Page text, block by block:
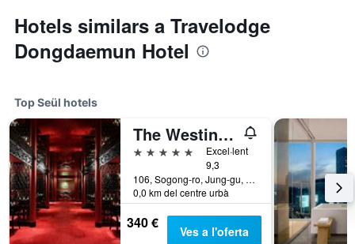
Hotels similars a Travelodge
Dongdaemun Hotel
Top Seül hotels
The Westin Josun Seoul
5 estrelles
Excel·lent
9,3
106, Sogong-ro, Jung-gu, Seül, Corea del Sud
0,0 km del centre urbà
340 € Ves a l'oferta